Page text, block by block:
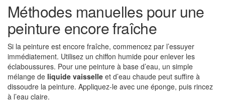
Méthodes manuelles pour une
peinture encore fraîche
Si la peinture est encore fraîche, commencez par l’essuyer
immédiatement. Utilisez un chiffon humide pour enlever les
éclaboussures. Pour une peinture à base d’eau, un simple
mélange de liquide vaisselle et d’eau chaude peut suffire à
dissoudre la peinture. Appliquez-le avec une éponge, puis rincez
à l’eau claire.